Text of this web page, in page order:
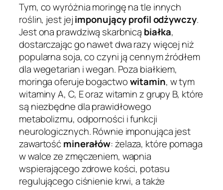
Tym, co wyróżnia moringę na tle innych
roślin, jest jejimponujący profil odżywczy.
Jest ona prawdziwą skarbnicą białka,
dostarczając go nawet dwa razy więcej niż
popularna soja, co czyni ją cennym źródłem
dla wegetarian i wegan. Poza białkiem,
moringa oferuje bogactwowitamin, w tym
witaminy A, C, E oraz witamin z grupy B, które
są niezbędne dla prawidłowego
metabolizmu, odporności i funkcji
neurologicznych. Równie imponująca jest
zawartośćminerałów: żelaza, które pomaga
w walce ze zmęczeniem, wapnia
wspierającego zdrowe kości, potasu
regulującego ciśnienie krwi, a także